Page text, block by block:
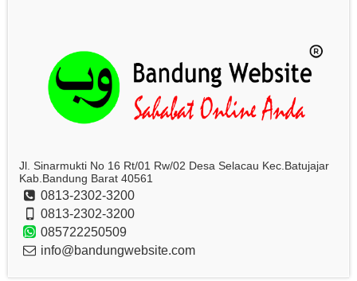
Jl. Sinarmukti No 16 Rt/01 Rw/02 Desa Selacau Kec.Batujajar
Kab.Bandung Barat 40561
0813-2302-3200
0813-2302-3200
085722250509
info@bandungwebsite.com